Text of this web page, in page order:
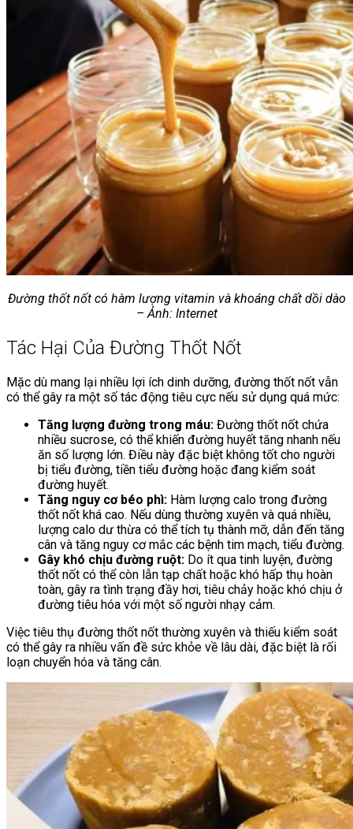
Đường thốt nốt có hàm lượng vitamin và khoáng chất dồi dào
– Ảnh: Internet
Tác Hại Của Đường Thốt Nốt
Mặc dù mang lại nhiều lợi ích dinh dưỡng, đường thốt nốt vẫn
có thể gây ra một số tác động tiêu cực nếu sử dụng quá mức:
Tăng lượng đường trong máu: Đường thốt nốt chứa
nhiều sucrose, có thể khiến đường huyết tăng nhanh nếu
ăn số lượng lớn. Điều này đặc biệt không tốt cho người
bị tiểu đường, tiền tiểu đường hoặc đang kiểm soát
đường huyết.
Tăng nguy cơ béo phì: Hàm lượng calo trong đường
thốt nốt khá cao. Nếu dùng thường xuyên và quá nhiều,
lượng calo dư thừa có thể tích tụ thành mỡ, dẫn đến tăng
cân và tăng nguy cơ mắc các bệnh tim mạch, tiểu đường.
Gây khó chịu đường ruột: Do ít qua tinh luyện, đường
thốt nốt có thể còn lẫn tạp chất hoặc khó hấp thụ hoàn
toàn, gây ra tình trạng đầy hơi, tiêu chảy hoặc khó chịu ở
đường tiêu hóa với một số người nhạy cảm.
Việc tiêu thụ đường thốt nốt thường xuyên và thiếu kiểm soát
có thể gây ra nhiều vấn đề sức khỏe về lâu dài, đặc biệt là rối
loạn chuyển hóa và tăng cân.